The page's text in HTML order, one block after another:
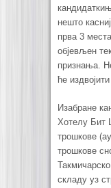
нешто
прва 3
објевљен
признања.
ће
Изабране
Хотелу Бит
трошкове
трошкове
складу уз